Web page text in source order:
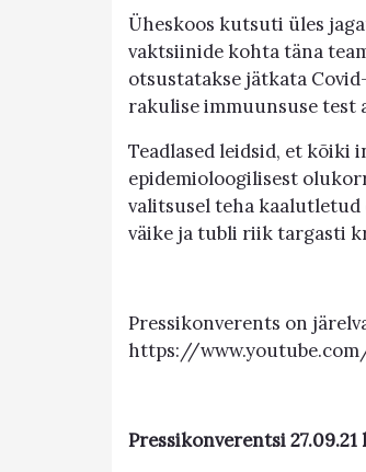
Üheskoos kutsuti üles
vaktsiinide kohta täna
otsustatakse jätkata
rakulise immuunsuse test
Teadlased leidsid, et kõiki
epidemioloogilisest
valitsusel teha kaalutletud
väike ja tubli riik targasti
Pressikonverents on
https://
Pressikonverentsi